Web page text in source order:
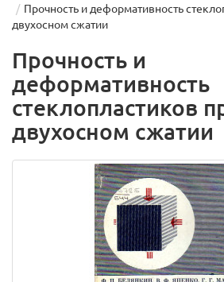
Прочность и деформативность
двухосном сжатии
Прочность и
деформативность
стеклопластиков
двухосном сжатии